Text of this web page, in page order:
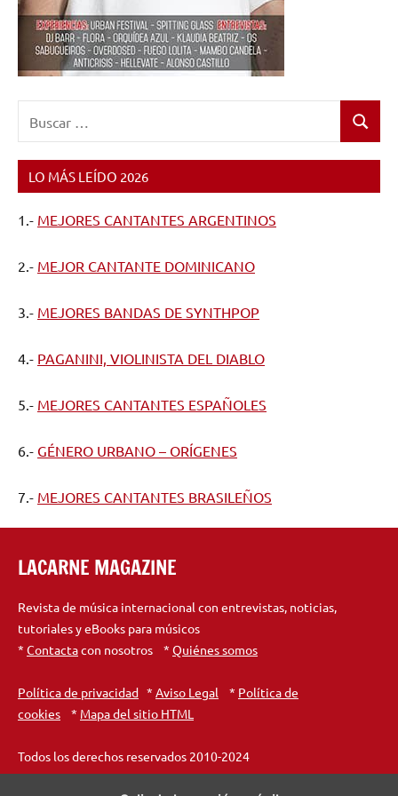
Buscar
LO MÁS LEÍDO 2026
1.- MEJORES CANTANTES ARGENTINOS
2.- MEJOR CANTANTE DOMINICANO
3.- MEJORES BANDAS DE SYNTHPOP
4.- PAGANINI, VIOLINISTA DEL DIABLO
5.- MEJORES CANTANTES ESPAÑOLES
6.- GÉNERO URBANO – ORÍGENES
7.- MEJORES CANTANTES BRASILEÑOS
LACARNE MAGAZINE
Revista de música internacional con entrevistas, noticias,
tutoriales y eBooks para músicos
* Contactacon nosotros * Quiénes somos
Política de privacidad * Aviso Legal * Política de
cookies * Mapa del sitio HTML
Todos los derechos reservados 2010-2024